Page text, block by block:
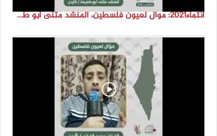
انتماء2021: موال لعيون فلسطين، المنشد مثنى ابو طعيمة، الاردن